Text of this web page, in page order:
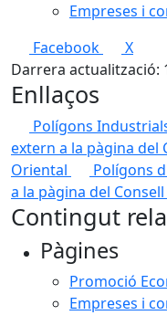
Empreses i
Facebook
X
Darrera actualització:
Enllaços
Polígons
extern a la pàgina del
Oriental
Polígons
a la pàgina del
Contingut
Pàgines
Promoció
Empreses i